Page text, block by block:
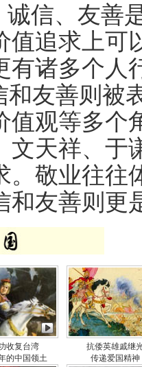
诚信、友善
值追求上可
有诸多个人
和友善则被
值观等多个
文天祥、于
。敬业往往
和友善则更
收复台湾
的中国领土
抗倭英雄戚继
传递爱国精神